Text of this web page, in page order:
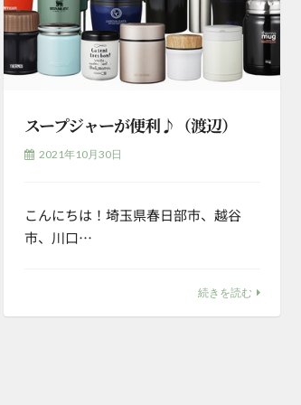
スープジャーが便利♪（渡辺）
2021年10月30日
こんにちは！埼玉県春日部市、越谷
市、川口…
続きを読む